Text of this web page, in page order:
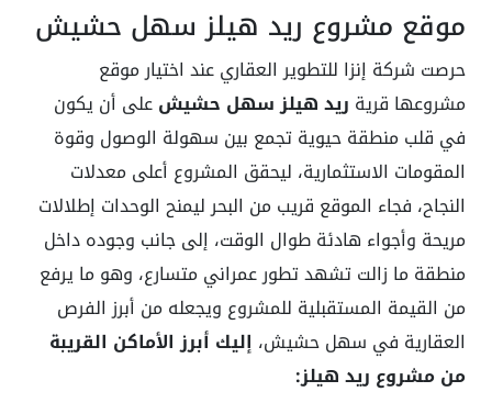
موقع مشروع ريد هيلز سهل حشيش
حرصت شركة إنزا للتطوير العقاري عند اختيار موقع
مشروعها قرية ريد هيلز سهل حشيشعلى أن يكون
في قلب منطقة حيوية تجمع بين سهولة الوصول وقوة
المقومات الاستثمارية، ليحقق المشروع أعلى معدلات
النجاح، فجاء الموقع قريب من البحر ليمنح الوحدات إطلالات
مريحة وأجواء هادئة طوال الوقت، إلى جانب وجوده داخل
منطقة ما زالت تشهد تطور عمراني متسارع، وهو ما يرفع
من القيمة المستقبلية للمشروع ويجعله من أبرز الفرص
العقارية في سهل حشيش، إليك أبرز الأماكن القريبة
من مشروع ريد هيلز: